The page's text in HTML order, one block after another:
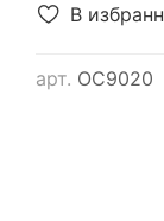
В
арт. ОС9020